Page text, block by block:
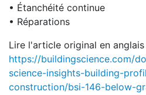
• Étanchéité continue
• Réparations
Lire l'article original en
https://buildingscience.com/
science-insights-building-
construction/bsi-146-below-